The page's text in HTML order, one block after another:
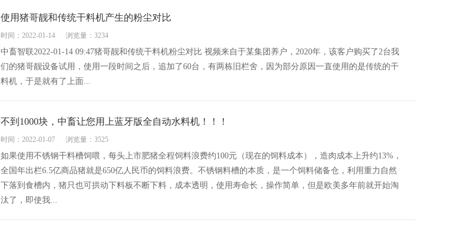
使用猪哥靓和传统干料机产生的粉尘对比
时间：2022-01-14 浏览量：3234
中畜智联2022-01-14 09:47猪哥靓和传统干料机粉尘对比 视频来自于某集团养户，2020年，该客户购买了2台我
们的猪哥靓设备试用，使用一段时间之后，追加了60台，有两栋旧栏舍，因为部分原因一直使用的是传统的干
料机，于是就有了上面...
不到1000块，中畜让您用上蓝牙版全自动水料机！！！
时间：2022-01-07 浏览量：3525
如果使用不锈钢干料槽饲喂，每头上市肥猪全程饲料浪费约100元（现在的饲料成本），造肉成本上升约13%，
全国年出栏6.5亿商品猪就是650亿人民币的饲料浪费。不锈钢料槽的本质，是一个饲料储备仓，利用重力自然
下落到食槽内，猪只也可拱动下料板不断下料，成本透明，使用寿命长，操作简单，但是欧美多年前就开始淘
汰了，即使我...